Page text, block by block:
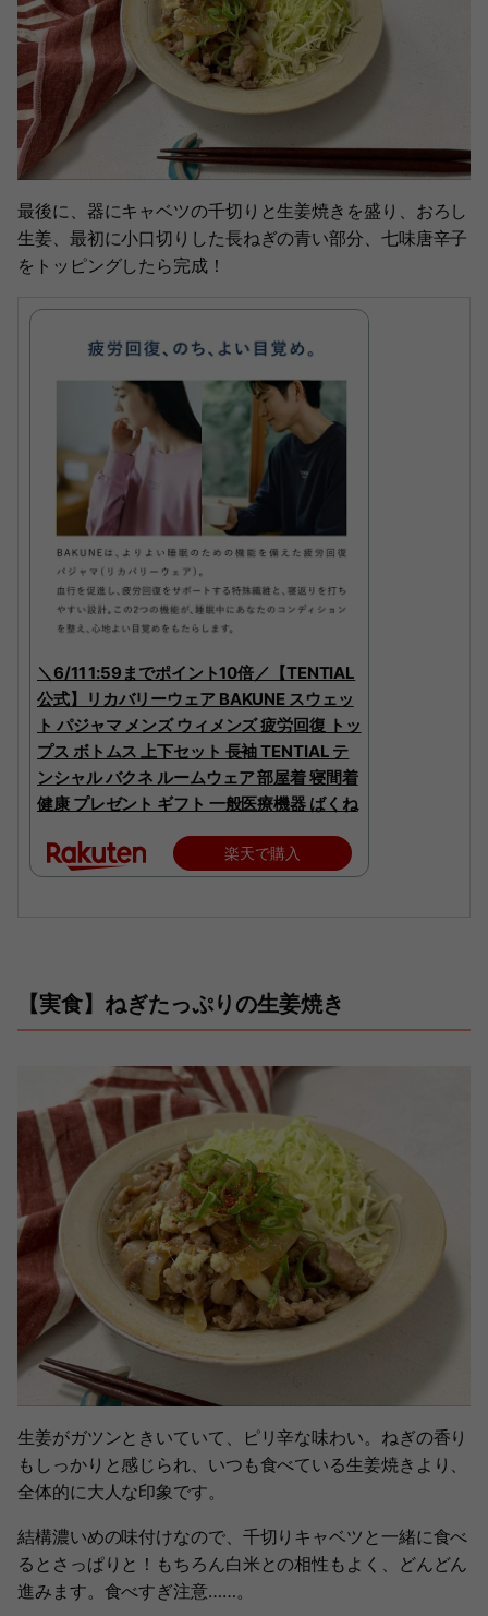
最後に、器にキャベツの千切りと生姜焼きを盛り、おろし
生姜、最初に小口切りした長ねぎの青い部分、七味唐辛子
をトッピングしたら完成！
＼6/11 1:59までポイント10倍／【TENTIAL
公式】リカバリーウェア BAKUNE スウェッ
ト パジャマ メンズ ウィメンズ 疲労回復 トッ
プス ボトムス 上下セット 長袖 TENTIAL テ
ンシャル バクネ ルームウェア 部屋着 寝間着
健康 プレゼント ギフト 一般医療機器 ばくね
楽天で購入
【実食】ねぎたっぷりの生姜焼き
生姜がガツンときいていて、ピリ辛な味わい。ねぎの香り
もしっかりと感じられ、いつも食べている生姜焼きより、
全体的に大人な印象です。
結構濃いめの味付けなので、千切りキャベツと一緒に食べ
るとさっぱりと！もちろん白米との相性もよく、どんどん
進みます。食べすぎ注意……。